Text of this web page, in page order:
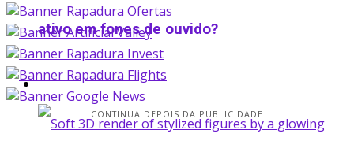
ativo em fones de ouvido​?
Startup
CONTINUA DEPOIS DA PUBLICIDADE